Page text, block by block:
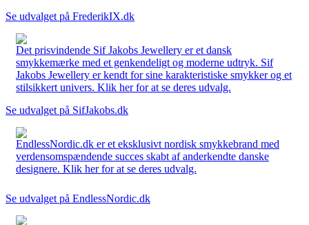
Se udvalget på FrederikIX.dk
Det prisvindende Sif Jakobs Jewellery er et dansk
smykkemærke med et genkendeligt og moderne udtryk. Sif
Jakobs Jewellery er kendt for sine karakteristiske smykker og et
stilsikkert univers. Klik her for at se deres udvalg.
Se udvalget på SifJakobs.dk
EndlessNordic.dk er et eksklusivt nordisk smykkebrand med
verdensomspændende succes skabt af anderkendte danske
designere. Klik her for at se deres udvalg.
Se udvalget på EndlessNordic.dk